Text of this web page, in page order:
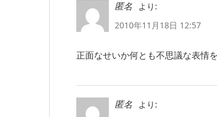
匿名
より:
2010年11月18日 12:57
正面なせいか何とも不思議な表情
匿名
より: